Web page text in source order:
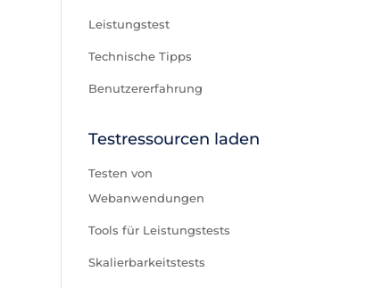
Leistungstest
Technische Tipps
Benutzererfahrung
Testressourcen laden
Testen von
Webanwendungen
Tools für Leistungstests
Skalierbarkeitstests